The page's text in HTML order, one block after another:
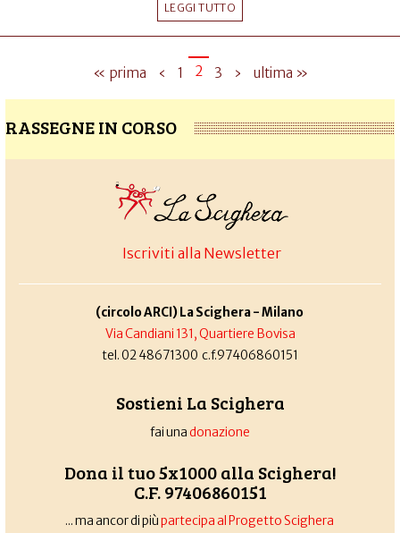
LEGGI TUTTO
« prima ‹ 1 2 3 › ultima »
RASSEGNE IN CORSO
Iscriviti alla Newsletter
(circolo ARCI) La Scighera - Milano
Via Candiani 131, Quartiere Bovisa
tel. 02 48671300 c.f.97406860151
Sostieni La Scighera
fai unadonazione
Dona il tuo 5x1000 alla Scighera!
C.F. 97406860151
... ma ancor di piùpartecipa al Progetto Scighera